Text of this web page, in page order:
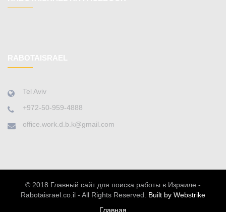
Tel Aviv
+972-50-959-4888
office.work.d.b.k@gmail.com
© 2018 Главный сайт для поиска работы в Израиле -
Rabotaisrael.co.il - All Rights Reserved. Built by Webstrike
Главная